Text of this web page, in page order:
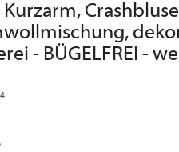
Kurzarm,
- BÜGELFREI -